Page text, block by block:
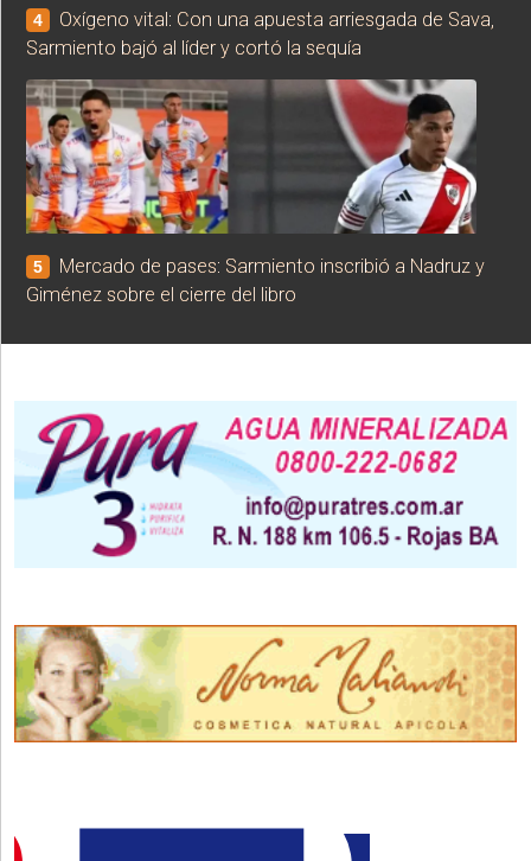
4
Oxígeno vital: Con una apuesta arriesgada de Sava,
Sarmiento bajó al líder y cortó la sequía
5
Mercado de pases: Sarmiento inscribió a Nadruz y
Giménez sobre el cierre del libro